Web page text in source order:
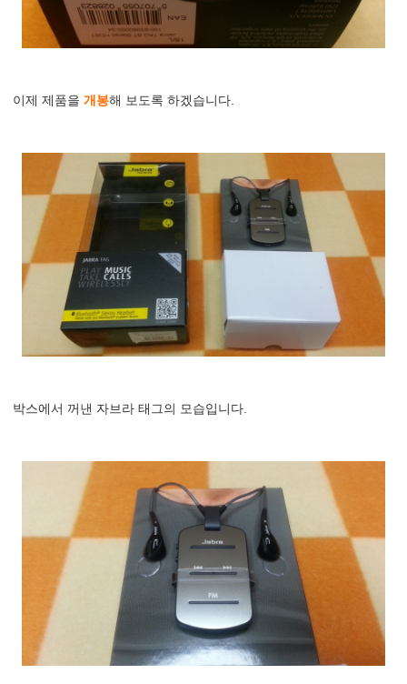
이제 제품을 개봉해 보도록 하겠습니다.
박스에서 꺼낸 자브라 태그의 모습입니다.